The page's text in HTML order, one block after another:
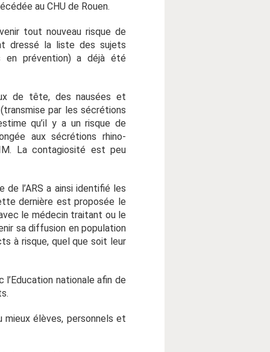
au CHU de Rouen.
tout nouveau risque de
dressé la liste des sujets
en prévention) a déjà été
de tête, des nausées et
par les sécrétions
qu’il y a un risque de
aux sécrétions rhino-
La contagiosité est peu
l’ARS a ainsi identifié les
dernière est proposée le
le médecin traitant ou le
sa diffusion en population
à risque, quel que soit leur
nationale afin de
élèves, personnels et